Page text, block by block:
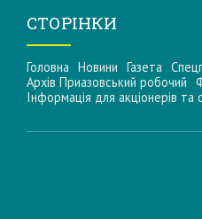
СТОРІНКИ
Головна Новини Газета
Архів Приазовський робочий
Інформацiя для акцiонерiв та